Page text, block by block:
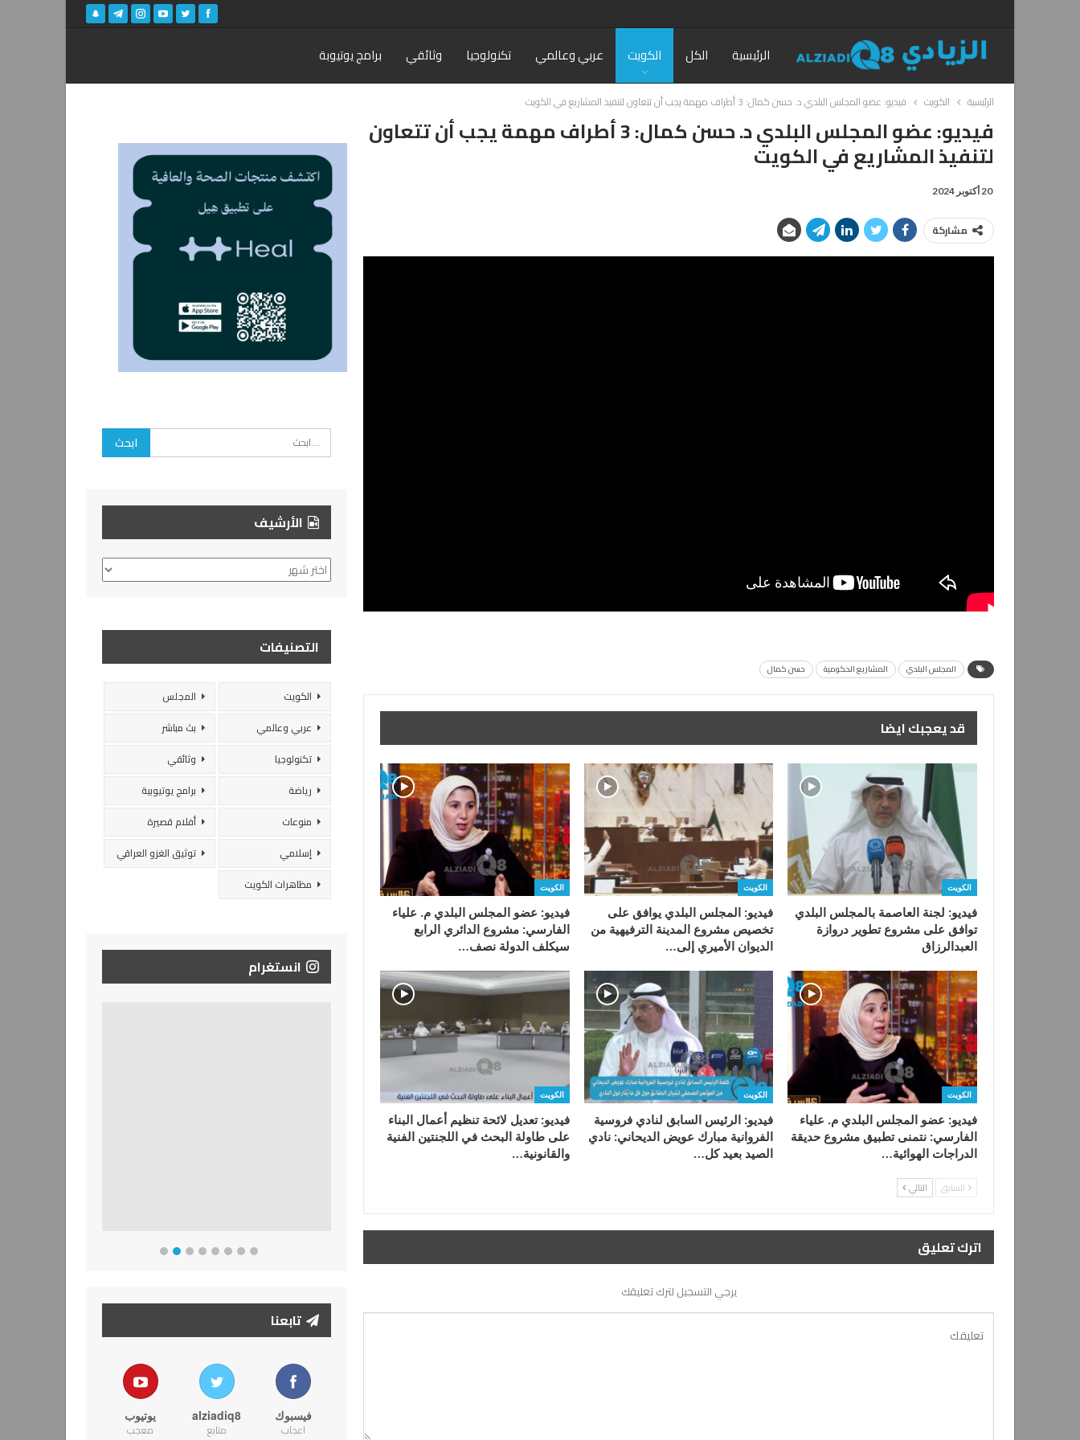
الرئيسية الكل الكويت عربي وعالمي تكنولوجيا وثائقي برامج يوتيوبة
الرئيسية الكويت فيديو: عضو المجلس البلدي د. حسن كمال: 3 أطراف مهمة يجب أن تتعاون لتنفيذ المشاريع في الكويت
فيديو: عضو المجلس البلدي د. حسن كمال: 3 أطراف مهمة يجب أن تتعاون
لتنفيذ المشاريع في الكويت
20 أكتوبر 2024
مشاركة
المجلس البلدي المشاريع الحكومية حسن كمال
قد يعجبك ايضا
الكويت
فيديو: لجنة العاصمة بالمجلس البلدي
توافق على مشروع تطوير دروازة
العبدالرزاق
الكويت
فيديو: المجلس البلدي يوافق على
تخصيص مشروع المدينة الترفيهية من
الديوان الأميري إلى…
الكويت
فيديو: عضو المجلس البلدي م. علياء
الفارسي: مشروع الدائري الرابع
سيكلف الدولة نصف…
الكويت
فيديو: عضو المجلس البلدي م. علياء
الفارسي: نتمنى تطبيق مشروع حديقة
الدراجات الهوائية…
الكويت
فيديو: الرئيس السابق لنادي فروسية
الفروانية مبارك عويض الديحاني: نادي
الصيد بعيد كل…
الكويت
فيديو: تعديل لائحة تنظيم أعمال البناء
على طاولة البحث في اللجنتين الفنية
والقانونية…
السابق التالي
اترك تعليق
يرجي التسجيل لترك تعليقك
الأرشيف
الأرشيف
التصنيفات
الكويت
المجلس
عربي وعالمي
بث مباشر
تكنولوجيا
وثائقي
رياضة
برامج يوتيوبية
منوعات
أفلام قصيرة
إسلامي
توثيق الغزو العراقي
مظاهرات الكويت
انستغرام
تابعنا
فيسبوك
اعجاب
alziadiq8
متابع
يوتيوب
معجب